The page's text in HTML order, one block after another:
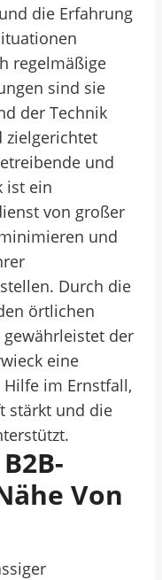
die Erfahrung
regelmäßige
sind sie
der Technik
zielgerichtet
und
ist ein
von großer
und
Durch die
örtlichen
der
eine
im Ernstfall,
stärkt und die
Von